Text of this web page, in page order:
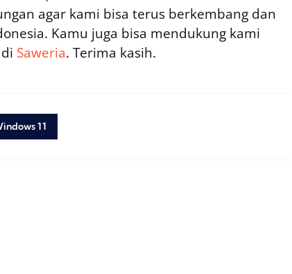
agar kami bisa terus berkembang dan
Kamu juga bisa mendukung kami
Saweria. Terima kasih.
11